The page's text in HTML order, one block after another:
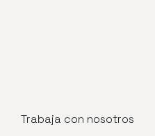
Trabaja con nosotros